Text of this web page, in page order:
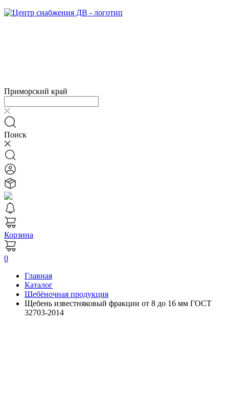
Приморский край
Поиск
Корзина
0
Главная
Каталог
Щебёночная продукция
Щебень известняковый фракции от 8 до 16 мм ГОСТ
32703-2014